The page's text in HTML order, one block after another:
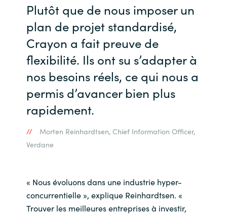
Plutôt que de nous imposer un
plan de projet standardisé,
Crayon a fait preuve de
flexibilité. Ils ont su s’adapter à
nos besoins réels, ce qui nous a
permis d’avancer bien plus
rapidement.
Morten Reinhardtsen, Chief Information Officer,
Verdane
« Nous évoluons dans une industrie hyper-
concurrentielle », explique Reinhardtsen. «
Trouver les meilleures entreprises à investir,